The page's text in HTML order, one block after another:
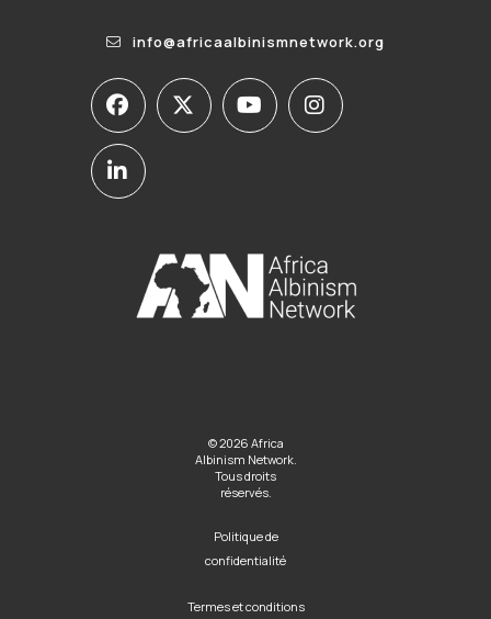
info@africaalbinismnetwork.org
© 2026 Africa
Albinism Network.
Tous droits
réservés.
Politique de
confidentialité
Termes et conditions